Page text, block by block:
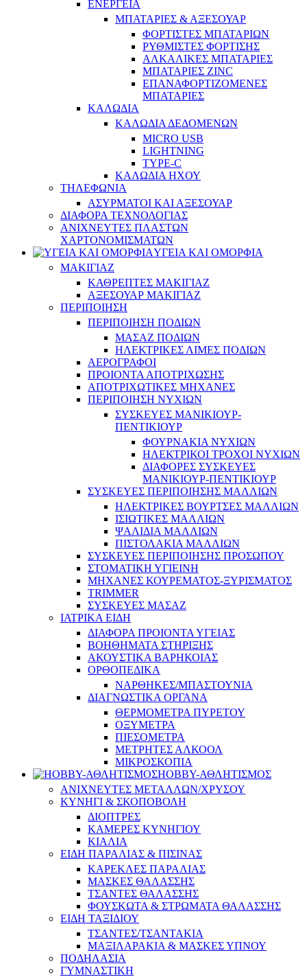
ΕΝΕΡΓΕΙΑ
ΜΠΑΤΑΡΙΕΣ & ΑΞΕΣΟΥΑΡ
ΦΟΡΤΙΣΤΕΣ ΜΠΑΤΑΡΙΩΝ
ΡΥΘΜΙΣΤΕΣ ΦΟΡΤΙΣΗΣ
ΑΛΚΑΛΙΚΕΣ ΜΠΑΤΑΡΙΕΣ
ΜΠΑΤΑΡΙΕΣ ZINC
ΕΠΑΝΑΦΟΡΤΙΖΟΜΕΝΕΣ
ΜΠΑΤΑΡΙΕΣ
ΚΑΛΩΔΙΑ
ΚΑΛΩΔΙΑ ΔΕΔΟΜΕΝΩΝ
MICRO USB
LIGHTNING
TYPE-C
ΚΑΛΩΔΙΑ ΗΧΟΥ
ΤΗΛΕΦΩΝΙΑ
ΑΣΥΡΜΑΤΟΙ ΚΑΙ ΑΞΕΣΟΥΑΡ
ΔΙΑΦΟΡΑ ΤΕΧΝΟΛΟΓΙΑΣ
ΑΝΙΧΝΕΥΤΕΣ ΠΛΑΣΤΩΝ
ΧΑΡΤΟΝΟΜΙΣΜΑΤΩΝ
ΥΓΕΙΑ ΚΑΙ ΟΜΟΡΦΙΑ
ΜΑΚΙΓΙΑΖ
ΚΑΘΡΕΠΤΕΣ ΜΑΚΙΓΙΑΖ
ΑΞΕΣΟΥΑΡ ΜΑΚΙΓΙΑΖ
ΠΕΡΙΠΟΙΗΣΗ
ΠΕΡΙΠΟΙΗΣΗ ΠΟΔΙΩΝ
ΜΑΣΑΖ ΠΟΔΙΩΝ
ΗΛΕΚΤΡΙΚΕΣ ΛΙΜΕΣ ΠΟΔΙΩΝ
ΑΕΡΟΓΡΑΦΟΙ
ΠΡΟΙΟΝΤΑ ΑΠΟΤΡΙΧΩΣΗΣ
ΑΠΟΤΡΙΧΩΤΙΚΕΣ ΜΗΧΑΝΕΣ
ΠΕΡΙΠΟΙΗΣΗ ΝΥΧΙΩΝ
ΣΥΣΚΕΥΕΣ ΜΑΝΙΚΙΟΥΡ-
ΠΕΝΤΙΚΙΟΥΡ
ΦΟΥΡΝΑΚΙΑ ΝΥΧΙΩΝ
ΗΛΕΚΤΡΙΚΟΙ ΤΡΟΧΟΙ ΝΥΧΙΩΝ
ΔΙΑΦΟΡΕΣ ΣΥΣΚΕΥΕΣ
ΜΑΝΙΚΙΟΥΡ-ΠΕΝΤΙΚΙΟΥΡ
ΣΥΣΚΕΥΕΣ ΠΕΡΙΠΟΙΗΣΗΣ ΜΑΛΛΙΩΝ
ΗΛΕΚΤΡΙΚΕΣ ΒΟΥΡΤΣΕΣ ΜΑΛΛΙΩΝ
ΙΣΙΩΤΙΚΕΣ ΜΑΛΛΙΩΝ
ΨΑΛΙΔΙΑ ΜΑΛΛΙΩΝ
ΠΙΣΤΟΛΑΚΙΑ ΜΑΛΛΙΩΝ
ΣΥΣΚΕΥΕΣ ΠΕΡΙΠΟΙΗΣΗΣ ΠΡΟΣΩΠΟΥ
ΣΤΟΜΑΤΙΚΗ ΥΓΙΕΙΝΗ
ΜΗΧΑΝΕΣ ΚΟΥΡΕΜΑΤΟΣ-ΞΥΡΙΣΜΑΤΟΣ
TRIMMER
ΣΥΣΚΕΥΕΣ ΜΑΣΑΖ
ΙΑΤΡΙΚΑ ΕΙΔΗ
ΔΙΑΦΟΡΑ ΠΡΟΙΟΝΤΑ ΥΓΕΙΑΣ
ΒΟΗΘΗΜΑΤΑ ΣΤΗΡΙΞΗΣ
ΑΚΟΥΣΤΙΚΑ ΒΑΡΗΚΟΙΑΣ
ΟΡΘΟΠΕΔΙΚΑ
ΝΑΡΘΗΚΕΣ/ΜΠΑΣΤΟΥΝΙΑ
ΔΙΑΓΝΩΣΤΙΚΑ ΟΡΓΑΝΑ
ΘΕΡΜΟΜΕΤΡΑ ΠΥΡΕΤΟΥ
ΟΞΥΜΕΤΡΑ
ΠΙΕΣΟΜΕΤΡΑ
ΜΕΤΡΗΤΕΣ ΑΛΚΟΟΛ
ΜΙΚΡΟΣΚΟΠΙΑ
HOBBY-ΑΘΛΗΤΙΣΜΟΣ
ΑΝΙΧΝΕΥΤΕΣ ΜΕΤΑΛΛΩΝ/ΧΡΥΣΟΥ
ΚΥΝΗΓΙ & ΣΚΟΠΟΒΟΛΗ
ΔΙΟΠΤΡΕΣ
ΚΑΜΕΡΕΣ ΚΥΝΗΓΙΟΥ
ΚΙΑΛΙΑ
ΕΙΔΗ ΠΑΡΑΛΙΑΣ & ΠΙΣΙΝΑΣ
ΚΑΡΕΚΛΕΣ ΠΑΡΑΛΙΑΣ
ΜΑΣΚΕΣ ΘΑΛΑΣΣΗΣ
ΤΣΑΝΤΕΣ ΘΑΛΑΣΣΗΣ
ΦΟΥΣΚΩΤΑ & ΣΤΡΩΜΑΤΑ ΘΑΛΑΣΣΗΣ
ΕΙΔΗ ΤΑΞΙΔΙΟΥ
ΤΣΑΝΤΕΣ/ΤΣΑΝΤΑΚΙΑ
ΜΑΞΙΛΑΡΑΚΙΑ & ΜΑΣΚΕΣ ΥΠΝΟΥ
ΠΟΔΗΛΑΣΙΑ
ΓΥΜΝΑΣΤΙΚΗ